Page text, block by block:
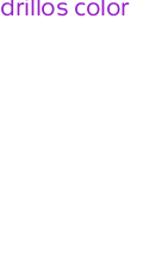
color